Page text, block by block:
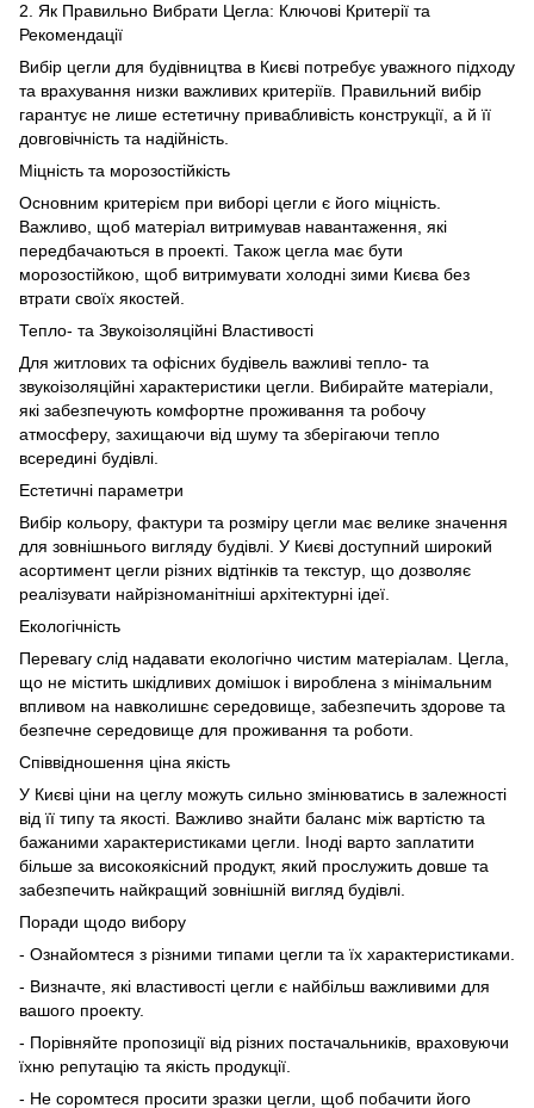
2. Як Правильно Вибрати Цегла: Ключові Критерії та
Рекомендації
Вибір цегли для будівництва в Києві потребує уважного підходу
та врахування низки важливих критеріїв. Правильний вибір
гарантує не лише естетичну привабливість конструкції, а й її
довговічність та надійність.
Міцність та морозостійкість
Основним критерієм при виборі цегли є його міцність.
Важливо, щоб матеріал витримував навантаження, які
передбачаються в проекті. Також цегла має бути
морозостійкою, щоб витримувати холодні зими Києва без
втрати своїх якостей.
Тепло- та Звукоізоляційні Властивості
Для житлових та офісних будівель важливі тепло- та
звукоізоляційні характеристики цегли. Вибирайте матеріали,
які забезпечують комфортне проживання та робочу
атмосферу, захищаючи від шуму та зберігаючи тепло
всередині будівлі.
Естетичні параметри
Вибір кольору, фактури та розміру цегли має велике значення
для зовнішнього вигляду будівлі. У Києві доступний широкий
асортимент цегли різних відтінків та текстур, що дозволяє
реалізувати найрізноманітніші архітектурні ідеї.
Екологічність
Перевагу слід надавати екологічно чистим матеріалам. Цегла,
що не містить шкідливих домішок і вироблена з мінімальним
впливом на навколишнє середовище, забезпечить здорове та
безпечне середовище для проживання та роботи.
Співвідношення ціна якість
У Києві ціни на цеглу можуть сильно змінюватись в залежності
від її типу та якості. Важливо знайти баланс між вартістю та
бажаними характеристиками цегли. Іноді варто заплатити
більше за високоякісний продукт, який прослужить довше та
забезпечить найкращий зовнішній вигляд будівлі.
Поради щодо вибору
- Ознайомтеся з різними типами цегли та їх характеристиками.
- Визначте, які властивості цегли є найбільш важливими для
вашого проекту.
- Порівняйте пропозиції від різних постачальників, враховуючи
їхню репутацію та якість продукції.
- Не соромтеся просити зразки цегли, щоб побачити його